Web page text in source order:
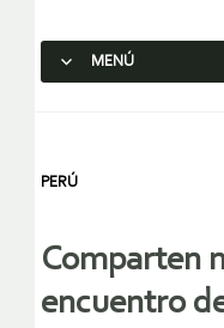
MENÚ
PERÚ
Comparten
encuentro